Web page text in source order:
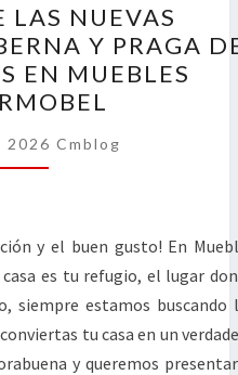
LAS
NUEVAS
COLECCIONES
BERNA
Y
PRAGA
SEYS
EN
MUEBLES
INTERMOBEL
LAS NUEVAS
Y PRAGA
EN MUEBLES
2026 Cmblog
y el buen gusto! En
es tu refugio, el lugar
siempre estamos buscando
tu casa en un
y queremos